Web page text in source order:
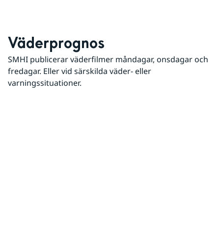
Väderprognos
SMHI publicerar väderfilmer måndagar, onsdagar och
fredagar. Eller vid särskilda väder- eller
varningssituationer.